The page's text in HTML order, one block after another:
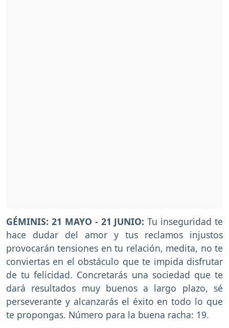
GÉMINIS: 21 MAYO - 21 JUNIO: Tu inseguridad te
hace dudar del amor y tus reclamos injustos
provocarán tensiones en tu relación, medita, no te
conviertas en el obstáculo que te impida disfrutar
de tu felicidad. Concretarás una sociedad que te
dará resultados muy buenos a largo plazo, sé
perseverante y alcanzarás el éxito en todo lo que
te propongas. Número para la buena racha: 19.